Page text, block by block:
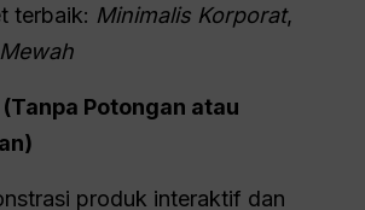
terbaik: Minimalis Korporat,
(Tanpa Potongan atau
produk interaktif dan